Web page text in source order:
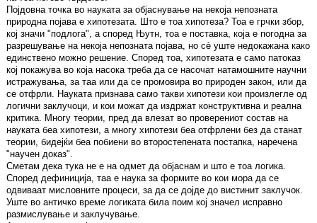
Појдовна точка во науката за објаснување на некоја непозната
природна појава е хипотезата. Што е тоа хипотеза? Тоа е грчки збор,
кој значи "подлога", а според Њутн, тоа е поставка, која е погодна за
разрешување на некоја непозната појава, но сè уште недокажана како
единствено можно решение. Според тоа, хипотезата е само патоказ
кој покажува во која насока треба да се насочат натамошните научни
истражувања, за таа или да се промовира во природен закон, или да
се отфрли. Науката признава само такви хипотези кои произлегле од
логични заклучоци, и кои можат да издржат конструктивна и реална
критика. Многу теории, пред да влезат во проверениот состав на
науката беа хипотези, а многу хипотези беа отфрлени без да станат
теории, бидејќи беа побиени во второстепената постапка, наречена
"научен доказ".
Сметам дека тука не е на одмет да објаснам и што е тоа логика.
Според дефиниција, таа е наука за формите во кои мора да се
одвиваат мисловните процеси, за да се дојде до вистинит заклучок.
Уште во античко време логиката била поим кој значел исправно
размислување и заклучување.